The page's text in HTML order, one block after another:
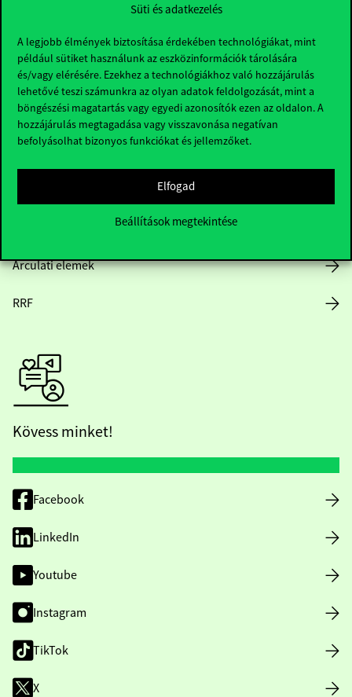
Süti és adatkezelés
A legjobb élmények biztosítása érdekében technológiákat, mint
például sütiket használunk az eszközinformációk tárolására
és/vagy elérésére. Ezekhez a technológiákhoz való hozzájárulás
lehetővé teszi számunkra az olyan adatok feldolgozását, mint a
böngészési magatartás vagy egyedi azonosítók ezen az oldalon. A
hozzájárulás megtagadása vagy visszavonása negatívan
befolyásolhat bizonyos funkciókat és jellemzőket.
Elfogad
Beállítások megtekintése
Hasznos linkek
Nyitvatartás
Házirend
Arculati elemek
RRF
Kövess minket!
Facebook
LinkedIn
Youtube
Instagram
TikTok
X